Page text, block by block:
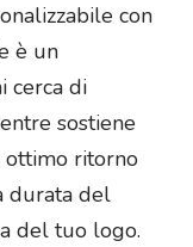
con
è un
cerca di
sostiene
ottimo ritorno
durata del
del tuo logo.